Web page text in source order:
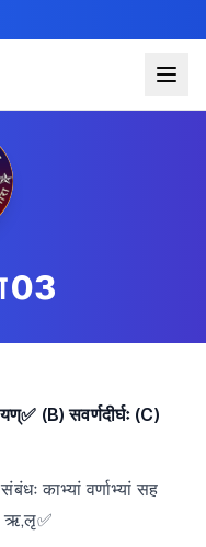
03
(B) सवर्णदीर्घः (C)
काभ्यां वर्णाभ्यां सह
ऋ,लृ✅